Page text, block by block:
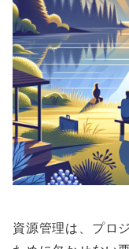
資源管理は、プロ